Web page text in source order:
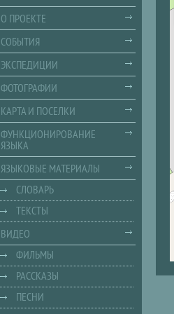
О ПРОЕКТЕ
СОБЫТИЯ
ЭКСПЕДИЦИИ
ФОТОГРАФИИ
КАРТА И ПОСЕЛКИ
ФУНКЦИОНИРОВАНИЕ
ЯЗЫКА
ЯЗЫКОВЫЕ МАТЕРИАЛЫ
СЛОВАРЬ
ТЕКСТЫ
ВИДЕО
ФИЛЬМЫ
РАССКАЗЫ
ПЕСНИ